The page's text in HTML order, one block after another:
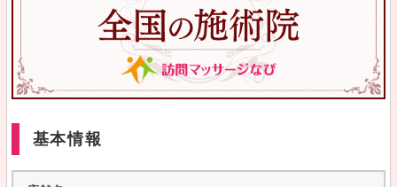
基本情報